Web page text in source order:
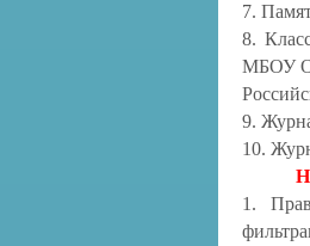
7.
8.
МБОУ
9.
10.
1.